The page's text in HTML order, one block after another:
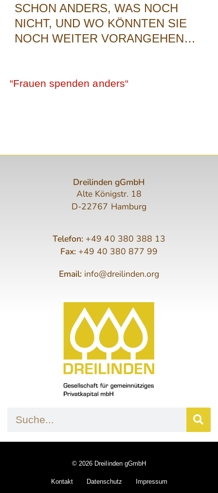
SCHON ANDERS, WAS NOCH
NICHT, UND WO KÖNNTEN SIE
NOCH WEITER VORANGEHEN…
“Frauen spenden anders“
Dreilinden gGmbH
Alte Königstr. 18
D-22767 Hamburg
Telefon: +49 40 380 388 13
Fax:+49 40 380 877 99
Email: info@dreilinden.org
© 2026 Dreilinden gGmbH
Kontakt Datenschutz Impressum